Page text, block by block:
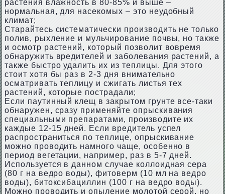
растения влажность в 80-85% и выше –
нормальная, для насекомых – это неудобный
климат;
Старайтесь систематически производить не только
полив, рыхление и мульчирование почвы, но также
и осмотр растений, который позволит вовремя
обнаружить вредителей и заболевания растений, а
также быстро удалить их из теплицы. Для этого
стоит хотя бы раз в 2-3 дня внимательно
осматривать теплицу и сжигать листья тех
растений, которые пострадали;
Если паутинный клещ в закрытом грунте все-таки
обнаружен, сразу применяйте опрыскивания
специальными препаратами, производите их
каждые 12-15 дней. Если вредитель успел
распространиться по теплице, опрыскивание
можно проводить намного чаще, особенно в
период вегетации, например, раз в 5-7 дней.
Используется в данном случае коллоидная сера
(80 г на ведро воды), фитоверм (10 мл на ведро
воды), битоксибациллин (100 г на ведро воды).
Можно проводить и опыление молотой серой, но